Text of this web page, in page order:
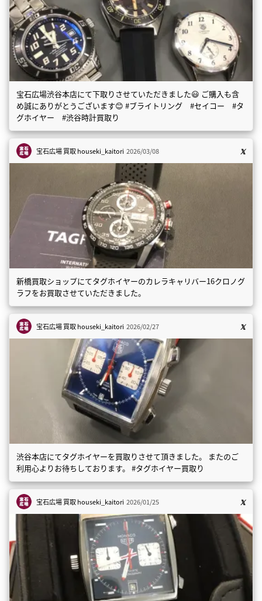
宝石広場渋谷本店にて下取りさせていただきました😃 ご購入も含
め誠にありがとうございます😊 #ブライトリング #セイコー #タ
グホイヤー #渋谷時計買取り
宝石広場 買取houseki_kaitori 2026/03/08
新橋買取ショップにてタグホイヤーのカレラキャリバー16クロノグ
ラフをお買取させていただきました。
宝石広場 買取houseki_kaitori 2026/02/27
渋谷本店にてタグホイヤーを買取りさせて頂きました。 またのご
利用心よりお待ちしております。 #タグホイヤー買取り
宝石広場 買取houseki_kaitori 2026/01/25